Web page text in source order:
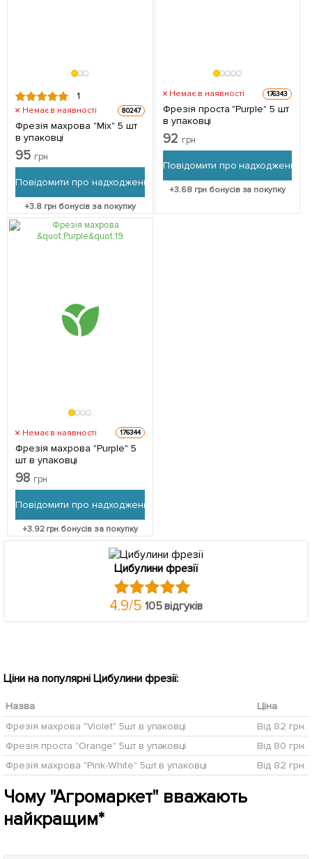
1
Немає в наявності 80247
Фрезія махрова "Mix" 5 шт
в упаковці
95 грн
Повідомити про надходження
+3.8 грн бонусів за покупку
Немає в наявності 176343
Фрезія проста "Purple" 5 шт
в упаковці
92 грн
Повідомити про надходження
+3.68грн бонусів за покупку
Немає в наявності 176344
Фрезія махрова "Purple" 5
шт в упаковці
98 грн
Повідомити про надходження
+3.92грн бонусів за покупку
Цибулини фрезії
4.9/5 105 відгуків
Ціни на популярні Цибулини фрезії:
Назва
Ціна
Фрезія махрова "Violet" 5шт в упаковці
Від 82 грн.
Фрезія проста "Orange" 5шт в упаковці
Від 80 грн.
Фрезія махрова "Pink-White" 5шт в упаковці
Від 82 грн.
Чому "Агромаркет" вважають
найкращим*